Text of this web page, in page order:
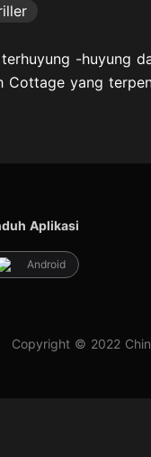
-huyung
Cottage yang
Aplikasi
Android
Copyright © 2022